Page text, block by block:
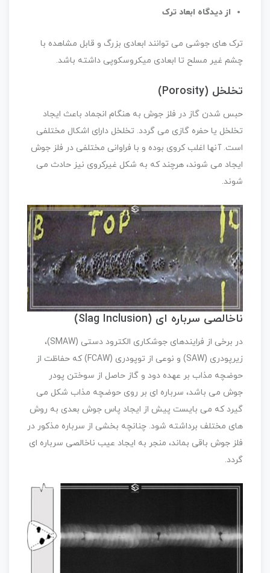
از دیدگاه ابعاد ترک
ترک های جوشی می توانند ابعادی بزرگ و قابل مشاهده با
چشم غیر مسلح تا ابعادی میکروسکوپی داشته باشد.
تخلخل (Porosity)
حبس شدن گاز در فلز جوش به هنگام انجماد باعث ایجاد
تخلخل یا حفره گازی می گردد. تخلخل دارای اشکال مختلفی
است. آنها اغلب کروی بوده و با فراوانی مختلفی در فلز جوش
ایجاد می شوند، هرچند که به شکل غیرکروی نیز حادث می
شوند.
ناخالصی سرباره ای (Slag Inclusion)
در برخی از فرایندهای جوشکاری الکترود دستی (SMAW)،
زیرپودری (SAW) و نوعی از توپودری (FCAW) که حفاظت از
حوضچه مذاب بر عهده دود و گاز حاصل از سوختن پودر
جوش می باشد، سرباره ای بر روی حوضچه مذاب شکل می
گیرد که می بایست پیش از ایجاد پاس جوش بعدی به روش
های مختلف برداشته شود. چنانچه بخشی از سرباره مذکور در
فلز جوش باقی بماند، منجر به ایجاد عیب ناخالصی سرباره ای
گردد.